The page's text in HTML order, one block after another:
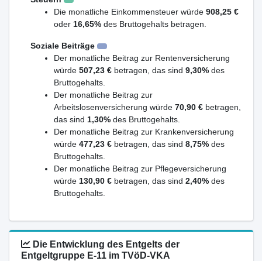
Die monatliche Einkommensteuer würde 908,25 €
oder 16,65% des Bruttogehalts betragen.
Soziale Beiträge
Der monatliche Beitrag zur Rentenversicherung
würde 507,23 € betragen, das sind 9,30% des
Bruttogehalts.
Der monatliche Beitrag zur
Arbeitslosenversicherung würde 70,90 € betragen,
das sind 1,30% des Bruttogehalts.
Der monatliche Beitrag zur Krankenversicherung
würde 477,23 € betragen, das sind 8,75% des
Bruttogehalts.
Der monatliche Beitrag zur Pflegeversicherung
würde 130,90 € betragen, das sind 2,40% des
Bruttogehalts.
Die Entwicklung des Entgelts der
Entgeltgruppe E-11 im TVöD-VKA